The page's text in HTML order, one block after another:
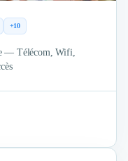
+10
— Télécom, Wifi,